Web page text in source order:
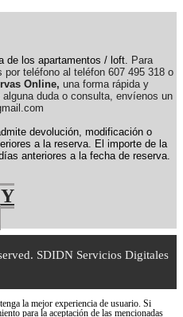
de los apartamentos / loft.
Para
teléfono al teléfon 607 495 318 o
Online, una forma rápida y
duda o consulta, envíenos un
devolución, modificación o
a la reserva.
El importe de la
anteriores a la fecha de reserva.
SDIDN Servicios Digitales
la mejor experiencia de usuario. Si
para la aceptación de las mencionadas